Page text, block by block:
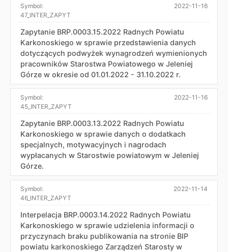
Symbol:
47_INTER_ZAPYT
2022-11-16
Zapytanie BRP.0003.15.2022 Radnych Powiatu
Karkonoskiego w sprawie przedstawienia danych
dotyczących podwyżek wynagrodzeń wymienionych
pracowników Starostwa Powiatowego w Jeleniej
Górze w okresie od 01.01.2022 - 31.10.2022 r.
Symbol:
45_INTER_ZAPYT
2022-11-16
Zapytanie BRP.0003.13.2022 Radnych Powiatu
Karkonoskiego w sprawie danych o dodatkach
specjalnych, motywacyjnych i nagrodach
wypłacanych w Starostwie powiatowym w Jeleniej
Górze.
Symbol:
46_INTER_ZAPYT
2022-11-14
Interpelacja BRP.0003.14.2022 Radnych Powiatu
Karkonoskiego w sprawie udzielenia informacji o
przyczynach braku publikowania na stronie BIP
powiatu karkonoskiego Zarządzeń Starosty w